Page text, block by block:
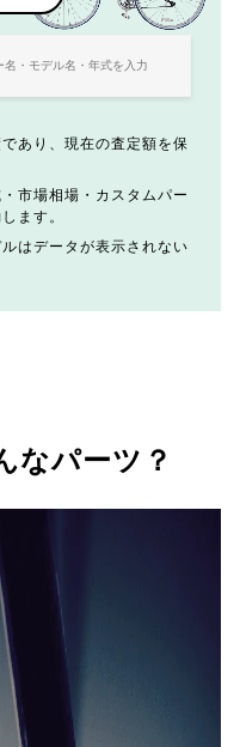
あり、現在の査定額を保
市場相場・カスタムパー
ます。
はデータが表示されない
なパーツ？